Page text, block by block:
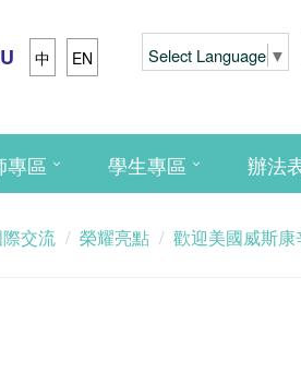
中 EN Select Language ▼
專區 學生專區 辦法
交流 榮耀亮點 歡迎美國威斯